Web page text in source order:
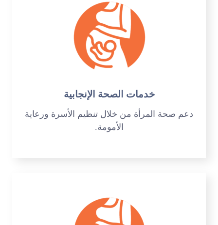
خدمات الصحة الإنجابية
دعم صحة المرأة من خلال تنظيم الأسرة ورعاية
الأمومة.